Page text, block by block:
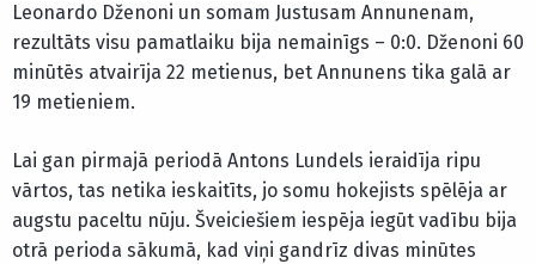
Leonardo Dženoni un somam Justusam Annunenam,
rezultāts visu pamatlaiku bija nemainīgs – 0:0. Dženoni 60
minūtēs atvairīja 22 metienus, bet Annunens tika galā ar
19 metieniem.
Lai gan pirmajā periodā Antons Lundels ieraidīja ripu
vārtos, tas netika ieskaitīts, jo somu hokejists spēlēja ar
augstu paceltu nūju. Šveiciešiem iespēja iegūt vadību bija
otrā perioda sākumā, kad viņi gandrīz divas minūtes